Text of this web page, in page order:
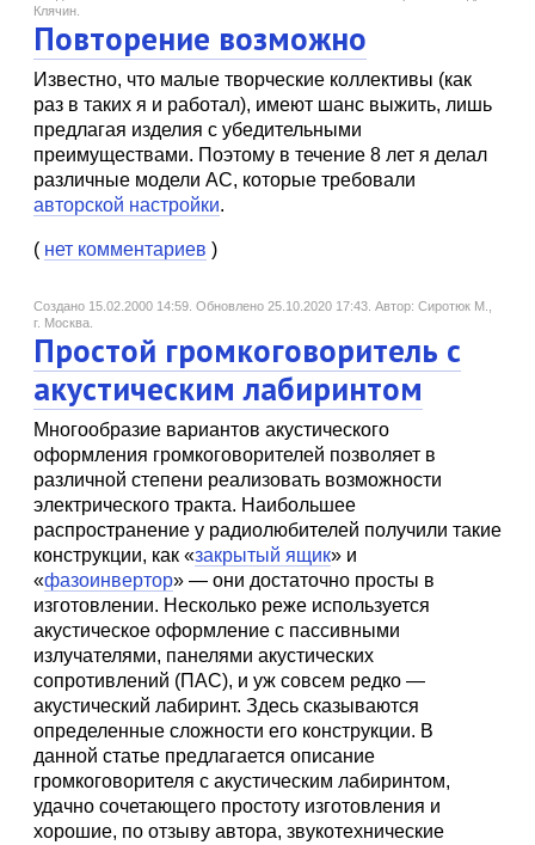
Клячин.
Повторение возможно
Известно, что малые творческие коллективы (как
раз в таких я и работал), имеют шанс выжить, лишь
предлагая изделия с убедительными
преимуществами. Поэтому в течение 8 лет я делал
различные модели АС, которые требовали
авторской настройки.
( нет комментариев )
Создано 15.02.2000 14:59. Обновлено 25.10.2020 17:43. Автор: Сиротюк М.,
г. Москва.
Простой громкоговоритель с
акустическим лабиринтом
Многообразие вариантов акустического
оформления громкоговорителей позволяет в
различной степени реализовать возможности
электрического тракта. Наибольшее
распространение у радиолюбителей получили такие
конструкции, как «закрытый ящик» и
«фазоинвертор» — они достаточно просты в
изготовлении. Несколько реже используется
акустическое оформление с пассивными
излучателями, панелями акустических
сопротивлений (ПАС), и уж совсем редко —
акустический лабиринт. Здесь сказываются
определенные сложности его конструкции. В
данной статье предлагается описание
громкоговорителя с акустическим лабиринтом,
удачно сочетающего простоту изготовления и
хорошие, по отзыву автора, звукотехнические